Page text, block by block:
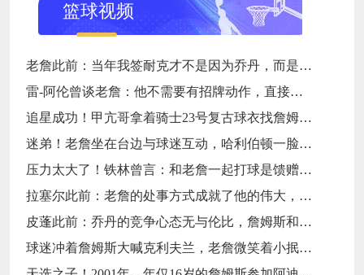
篮球视频
老詹此前：当年我签耐克才不是因为乔丹，而是7年9000万天价合同
雷-阿伦曾谈老詹：他不需要有招牌动作，直接碾压对手就行
追星成功！甲亢哥拿着骑士23号复古球衣找詹姆斯要签名
迷弟！老詹坐在台边与球迷互动，哈利伯顿一脸崇拜地看着
压力太大了！铁林曾言：和老詹一起打球是馈赠，也是困扰
拉塞尔此前：老詹的处事方式成就了他的伟大，他是没有缺点的球员
皮蓬此前：乔丹的竞争心态无与伦比，詹姆斯和他没有可比性
球迷冲着詹姆斯大喊克利夫兰，老詹微笑着小抿一口香槟